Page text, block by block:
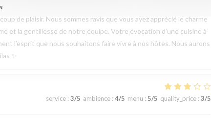
de plaisir. Nous sommes ravis que vous ayez apprécié le charme
et la gentillesse de notre équipe. Votre évocation d’une cuisine à
l’esprit que nous souhaitons faire vivre à nos hôtes. Nous aurons
✨
service: 3/5 ambience: 4/5 menu : 5/5 quality_price: 3/5